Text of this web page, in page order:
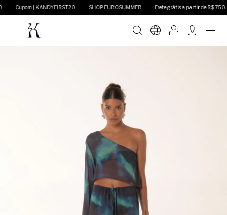
Cupom | KANDYFIRST20 SHOP EUROSUMMER Frete grátis a partir de R$ 750
0